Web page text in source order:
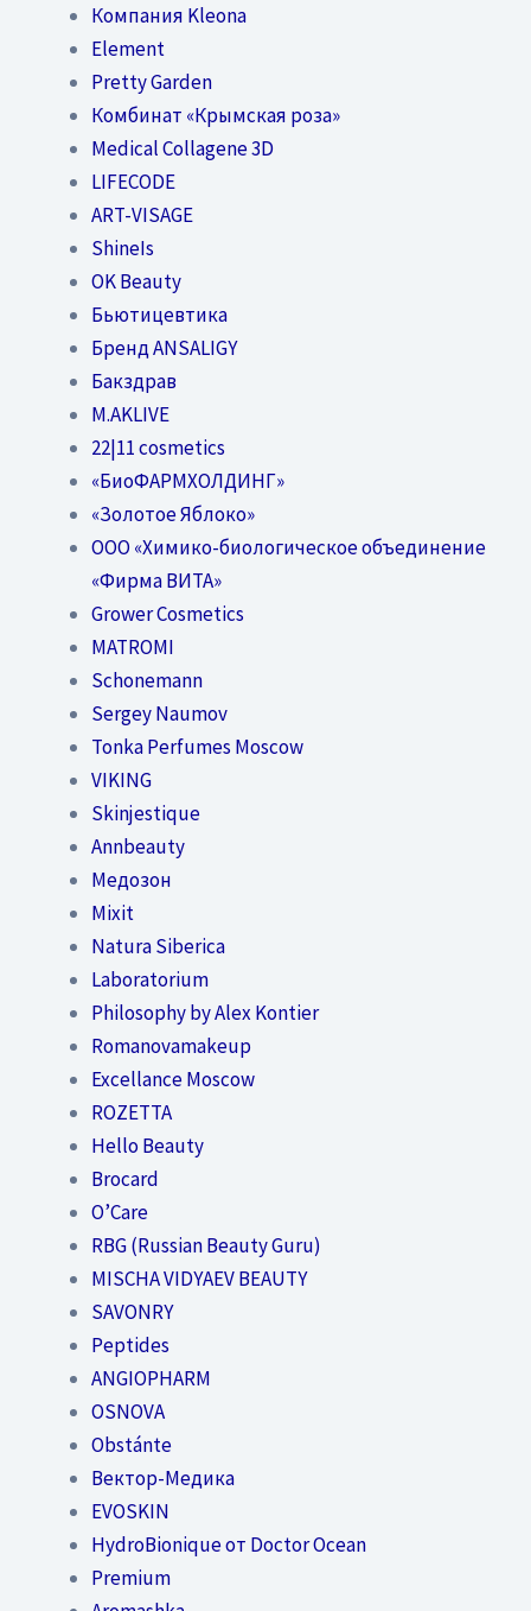
Компания Kleona
Element
Pretty Garden
Комбинат «Крымская роза»
Medical Collagene 3D
LIFECODE
ART-VISAGE
ShineIs
OK Beauty
Бьютицевтика
Бренд ANSALIGY
Бакздрав
M.AKLIVE
22|11 cosmetics
«БиоФАРМХОЛДИНГ»
«Золотое Яблоко»
OOO «Химико-биологическое объединение
«Фирма ВИТА»
Grower Cosmetics
MATROMI
Schonemann
Sergey Naumov
Tonka Perfumes Moscow
VIKING
Skinjestique
Annbeauty
Медозон
Mixit
Natura Siberica
Laboratorium
Philosophy by Alex Kontier
Romanovamakeup
Excellance Moscow
ROZETTA
Hello Beauty
Brocard
O’Care
RBG (Russian Beauty Guru)
MISCHA VIDYAEV BEAUTY
SAVONRY
Peptides
ANGIOPHARM
OSNOVA
Obstánte
Вектор-Медика
EVOSKIN
HydroBionique от Doctor Ocean
Premium